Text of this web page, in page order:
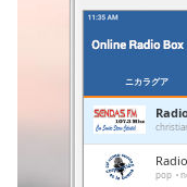
Remaining
ニカラグア
pop